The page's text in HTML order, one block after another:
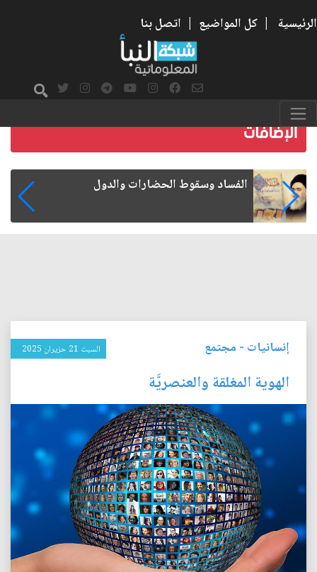
الرئيسية | كل المواضيع | اتصل بنا
رواتب الموظفين على صفيح ساخن
إنسانيات - مجتمع السبت 21 حزيران 2025
الهوية المغلقة والعنصريَّة